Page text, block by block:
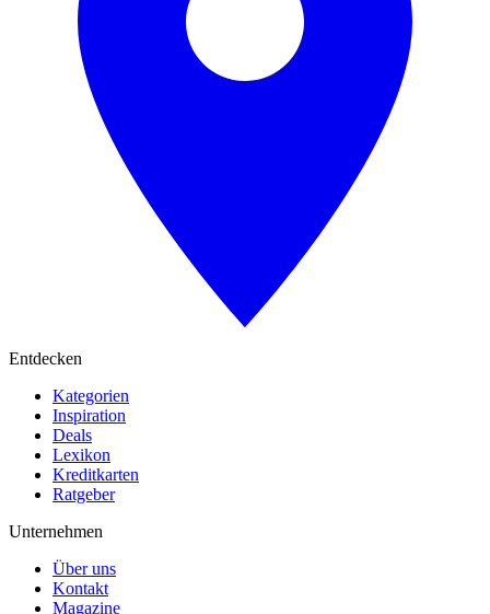
Entdecken
Kategorien
Inspiration
Deals
Lexikon
Kreditkarten
Ratgeber
Unternehmen
Über uns
Kontakt
Magazine